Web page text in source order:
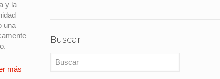
y la
una
más
Buscar